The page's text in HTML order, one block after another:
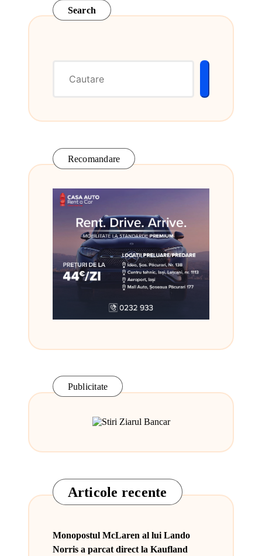
Search
Recomandare
Publicitate
Articole recente
Monopostul McLaren al lui Lando
Norris a parcat direct la Kaufland